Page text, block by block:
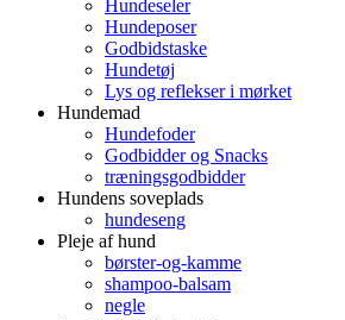
Hundeseler
Hundeposer
Godbidstaske
Hundetøj
Lys og reflekser i mørket
Hundemad
Hundefoder
Godbidder og Snacks
træningsgodbidder
Hundens soveplads
hundeseng
Pleje af hund
børster-og-kamme
shampoo-balsam
negle